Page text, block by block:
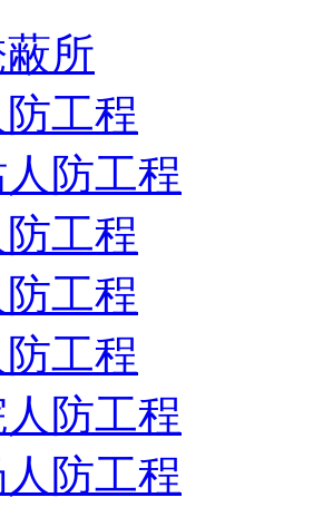
所
工程
防工程
工程
工程
工程
防工程
防工程